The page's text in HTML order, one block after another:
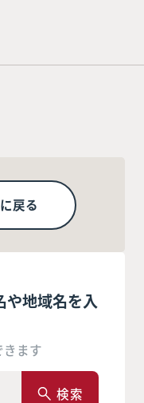
戻る
や地域名を入
ます
検索